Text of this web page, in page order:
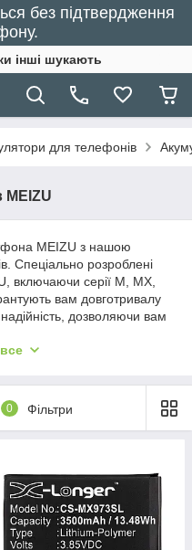
без підтвердження
інші шукають
для телефонів
MEIZU
MEIZU з нашою
Спеціально розроблені
включаючи серії M, MX,
вам довготривалу
дозволяючи вам
0 Фільтри